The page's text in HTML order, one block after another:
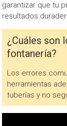
garantizar que tu
resultados
¿Cuáles son
fontanería?
Los errores
herramientas
tuberías y no